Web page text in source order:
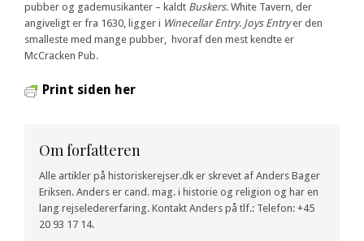
pubber og gademusikanter – kaldt Buskers. White Tavern, der
angiveligt er fra 1630, ligger i Winecellar Entry. Joys Entryer den
smalleste med mange pubber, hvoraf den mest kendte er
McCracken Pub.
Print siden her
Om forfatteren
Alle artikler på historiskerejser.dk er skrevet af Anders Bager
Eriksen. Anders er cand. mag. i historie og religion og har en
lang rejseledererfaring. Kontakt Anders på tlf.: Telefon: +45
20 93 17 14.